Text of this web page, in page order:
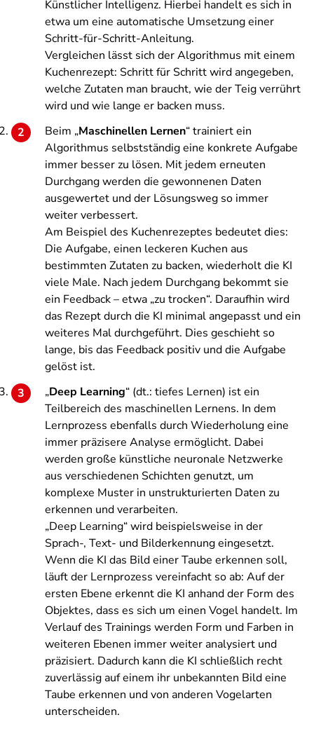
Künstlicher Intelligenz. Hierbei handelt es sich in
etwa um eine automatische Umsetzung einer
Schritt-für-Schritt-Anleitung.
Vergleichen lässt sich der Algorithmus mit einem
Kuchenrezept: Schritt für Schritt wird angegeben,
welche Zutaten man braucht, wie der Teig verrührt
wird und wie lange er backen muss.
Beim „Maschinellen Lernen“ trainiert ein
Algorithmus selbstständig eine konkrete Aufgabe
immer besser zu lösen. Mit jedem erneuten
Durchgang werden die gewonnenen Daten
ausgewertet und der Lösungsweg so immer
weiter verbessert.
Am Beispiel des Kuchenrezeptes bedeutet dies:
Die Aufgabe, einen leckeren Kuchen aus
bestimmten Zutaten zu backen, wiederholt die KI
viele Male. Nach jedem Durchgang bekommt sie
ein Feedback – etwa „zu trocken“. Daraufhin wird
das Rezept durch die KI minimal angepasst und ein
weiteres Mal durchgeführt. Dies geschieht so
lange, bis das Feedback positiv und die Aufgabe
gelöst ist.
„Deep Learning“ (dt.: tiefes Lernen) ist ein
Teilbereich des maschinellen Lernens. In dem
Lernprozess ebenfalls durch Wiederholung eine
immer präzisere Analyse ermöglicht. Dabei
werden große künstliche neuronale Netzwerke
aus verschiedenen Schichten genutzt, um
komplexe Muster in unstrukturierten Daten zu
erkennen und verarbeiten.
„Deep Learning“ wird beispielsweise in der
Sprach-, Text- und Bilderkennung eingesetzt.
Wenn die KI das Bild einer Taube erkennen soll,
läuft der Lernprozess vereinfacht so ab: Auf der
ersten Ebene erkennt die KI anhand der Form des
Objektes, dass es sich um einen Vogel handelt. Im
Verlauf des Trainings werden Form und Farben in
weiteren Ebenen immer weiter analysiert und
präzisiert. Dadurch kann die KI schließlich recht
zuverlässig auf einem ihr unbekannten Bild eine
Taube erkennen und von anderen Vogelarten
unterscheiden.